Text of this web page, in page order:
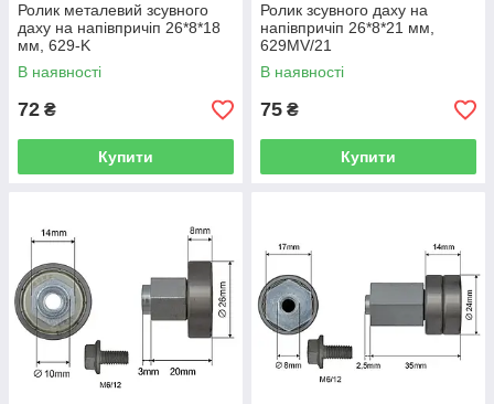
Ролик металевий зсувного
даху на напівпричіп 26*8*18
мм, 629-K
В наявності
72 ₴
Купити
Ролик зсувного даху на
напівпричіп 26*8*21 мм,
629MV/21
В наявності
75 ₴
Купити